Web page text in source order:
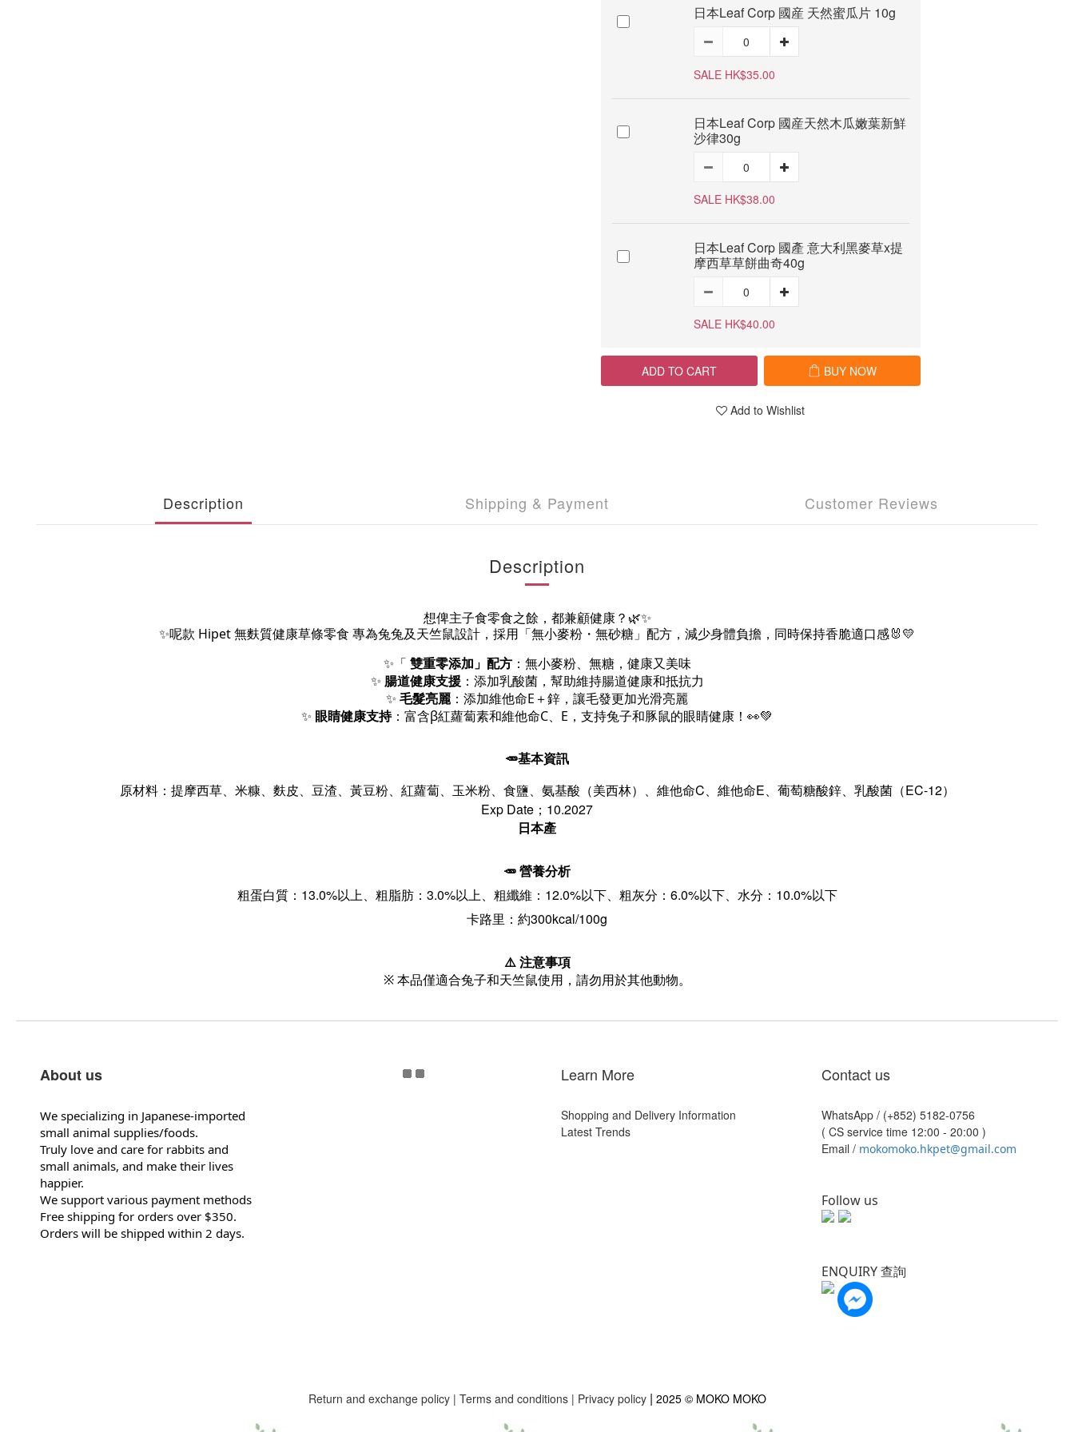
日本Leaf Corp 國産 天然蜜瓜片 10g
SALE HK$35.00
日本Leaf Corp 國産天然木瓜嫩葉新鮮
沙律30g
SALE HK$38.00
日本Leaf Corp 國產 意大利黑麥草x提
摩西草草餅曲奇40g
SALE HK$40.00
ADD TO CART BUY NOW
Add to Wishlist
Description Shipping & Payment Customer Reviews
Description
想俾主子食零食之餘，都兼顧健康？🌿✨
✨呢款 Hipet 無麩質健康草條零食 專為兔兔及天竺鼠設計，採用「無小麥粉・無砂糖」配方，減少身體負擔，同時保持香脆適口感🐰💛
✨「 雙重零添加」配方：無小麥粉、無糖，健康又美味
✨ 腸道健康支援：添加乳酸菌，幫助維持腸道健康和抵抗力
✨ 毛髮亮麗 ：添加維他命E＋鋅，讓毛發更加光滑亮麗
✨ 眼睛健康支持：富含β紅蘿蔔素和維他命C、E，支持兔子和豚鼠的眼睛健康！👀💚
🥕基本資訊
原材料：提摩西草、米糠、麩皮、豆渣、黃豆粉、紅蘿蔔、玉米粉、食鹽、氨基酸（美西林）、維他命C、維他命E、葡萄糖酸鋅、乳酸菌（EC-12）
Exp Date ； 10.2027
日本產
🥕 營養分析
粗蛋白質：13.0%以上、 粗脂肪：3.0%以上、 粗纖維：12.0%以下、 粗灰分：6.0%以下、 水分：10.0%以下
卡路里：約300kcal/100g
⚠️ 注意事項
※ 本品僅適合兔子和天竺鼠使用，請勿用於其他動物。
About us
We specializing in Japanese-imported
small animal supplies/foods.
Truly love and care for rabbits and
small animals, and make their lives
happier.
We support various payment methods
Free shipping for orders over $350.
Orders will be shipped within 2 days.
Learn More
Shopping and Delivery Information
Latest Trends
Contact us
WhatsApp / (+852) 5182-0756
( CS service time 12:00 - 20:00 )
Email / mokomoko.hkpet@gmail.com
Follow us
ENQUIRY 查詢
Return and exchange policy | Terms and conditions| Privacy policy | 2025 © MOKO MOKO